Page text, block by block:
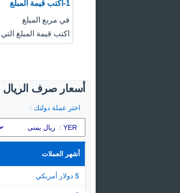
1-اكتب قيمة المبلغ
في مربع المبلغ
اكتب قيمة المبلغ التي
أسعار صرف الريال
اختر عملة دولتك :
أشهر العملات
$ دولار أمريكي